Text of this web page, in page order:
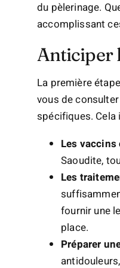
du pèlerinage.
accomplissant
Anticiper
La première
vous de
spécifiques. Cela
Les
Saoudite,
Les
fournir une
place.
Préparer